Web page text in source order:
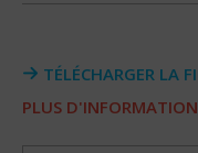
TÉLÉCHARGER LA
PLUS